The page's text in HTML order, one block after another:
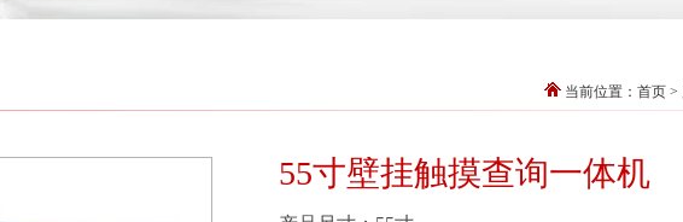
当前位置： 首页 >
55寸壁挂触摸查询一体机